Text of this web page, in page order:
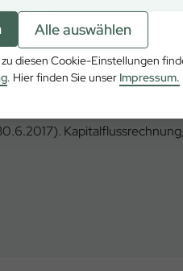
Alle auswählen
diesen Cookie-Einstellungen
. Hier finden Sie unser Impressum.